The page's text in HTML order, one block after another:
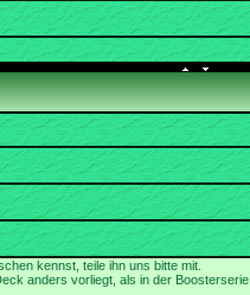
anders vorliegt, als in der Boosterserie.